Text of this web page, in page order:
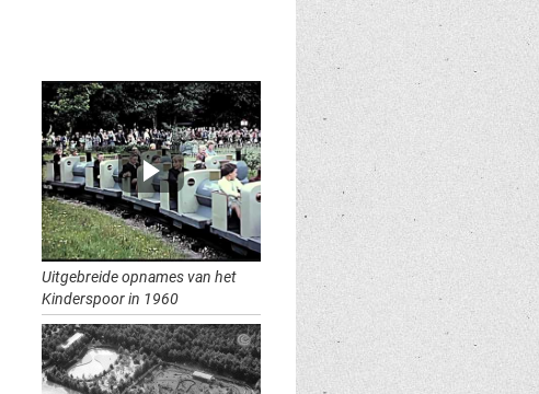
Uitgebreide opnames van het
Kinderspoor in 1960